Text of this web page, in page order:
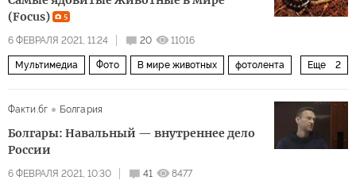
(Focus)
5
6 ФЕВРАЛЯ 2021, 11:24 20 11016
Еще 2
Мультимедиа Фото В мире животных фотолента
Факти.бг
Болгария
Болгары: Навальный — внутреннее дело
России
6 ФЕВРАЛЯ 2021, 10:30 41 8477